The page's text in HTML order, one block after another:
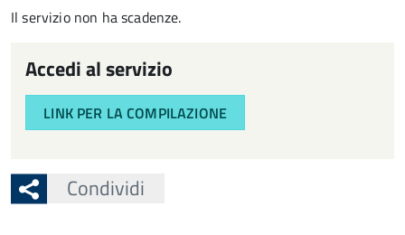
Il servizio non ha scadenze.
Accedi al servizio
LINK PER LA COMPILAZIONE
Condividi